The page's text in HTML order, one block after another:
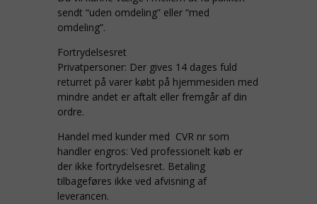
sendt “uden omdeling” eller “med
omdeling”.
Fortrydelsesret
Privatpersoner: Der gives 14 dages fuld
returret på varer købt på hjemmesiden med
mindre andet er aftalt eller fremgår af din
ordre.
Handel med kunder med CVR nr som
handler engros: Ved professionelt køb er
der ikke fortrydelsesret. Betaling
tilbageføres ikke ved afvisning af
leverancen.